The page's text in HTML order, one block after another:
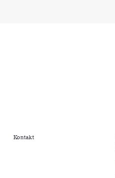
Kontakt